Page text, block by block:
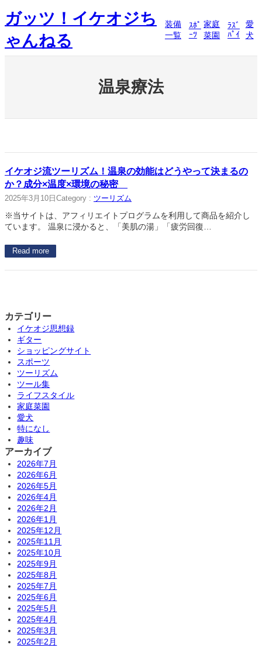
容
ス
キ
ガッツ！イケオジち
ゃんねる
装備
一覧
ｽﾎﾟ
ｰﾂ
家庭
菜園
ﾗｽﾞ
ﾊﾟｲ
愛
犬
温泉療法
イケオジ流ツーリズム！温泉の効能はどうやって決まるの
か？成分×温度×環境の秘密
2025年3月10日 Category : ツーリズム
※当サイトは、アフィリエイトプログラムを利用して商品を紹介し
ています。 温泉に浸かると、「美肌の湯」「疲労回復…
Read more
カテゴリー
イケオジ思想録
ギター
ショッピングサイト
スポーツ
ツーリズム
ツール集
ライフスタイル
家庭菜園
愛犬
特になし
趣味
アーカイブ
2026年7月
2026年6月
2026年5月
2026年4月
2026年2月
2026年1月
2025年12月
2025年11月
2025年10月
2025年9月
2025年8月
2025年7月
2025年6月
2025年5月
2025年4月
2025年3月
2025年2月